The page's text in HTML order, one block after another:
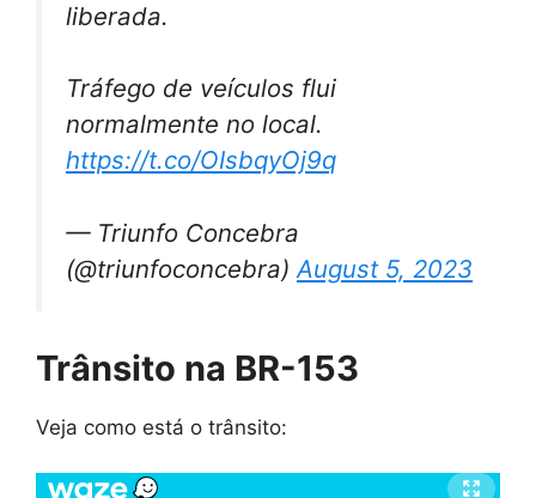
liberada.
Tráfego de veículos flui
normalmente no local.
https://t.co/OIsbqyOj9q
— Triunfo Concebra
(@triunfoconcebra)August 5, 2023
Trânsito na BR-153
Veja como está o trânsito: